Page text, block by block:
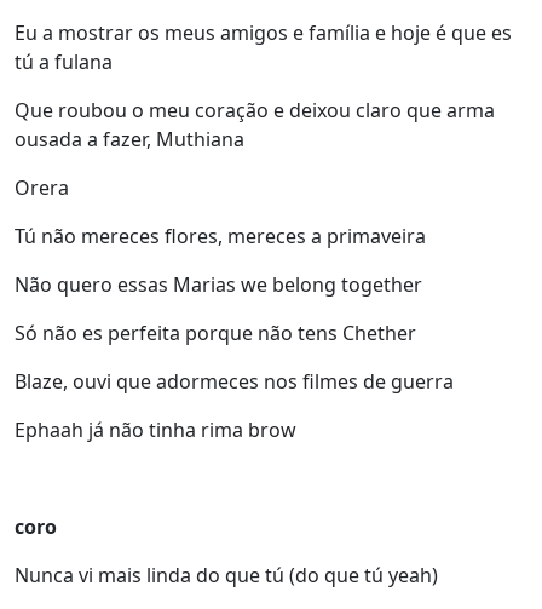
Eu a mostrar os meus amigos e família e hoje é que es
tú a fulana
Que roubou o meu coração e deixou claro que arma
ousada a fazer, Muthiana
Orera
Tú não mereces flores, mereces a primaveira
Não quero essas Marias we belong together
Só não es perfeita porque não tens Chether
Blaze, ouvi que adormeces nos filmes de guerra
Ephaah já não tinha rima brow
coro
Nunca vi mais linda do que tú (do que tú yeah)